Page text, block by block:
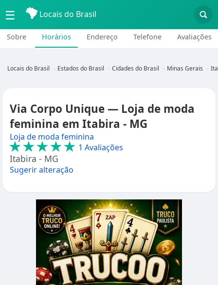
☰ Locais do Brasil
Sobre Horários Endereço Telefone Avaliações
Locais do Brasil Estados do Brasil Cidades do Brasil Minas Gerais
Via Corpo Unique — Loja de moda
feminina em Itabira - MG
Loja de moda feminina
★★★★★ 1 Avaliações
Itabira - MG
Sugerir alteração